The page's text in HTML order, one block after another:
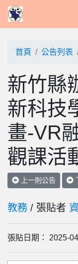
首頁 公告列表
新竹縣
新科技
畫-VR
觀課活
上一則公告
教務 / 張貼者
張貼日期： 2025-